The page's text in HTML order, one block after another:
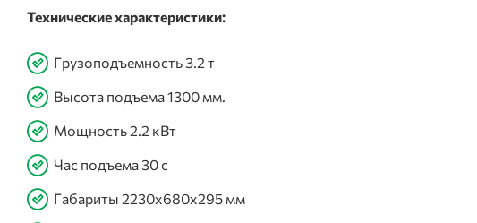
Технические характеристики:
Грузоподъемность 3.2 т
Высота подъема 1300 мм.
Мощность 2.2 кВт
Час подъема 30 с
Габариты 2230х680х295 мм